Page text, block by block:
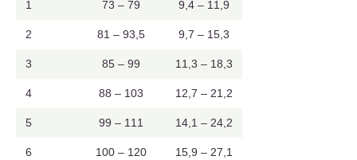
1 73 – 79 9,4 – 11,9
2 81 – 93,5 9,7 – 15,3
3 85 – 99 11,3 – 18,3
4 88 – 103 12,7 – 21,2
5 99 – 111 14,1 – 24,2
6 100 – 120 15,9 – 27,1